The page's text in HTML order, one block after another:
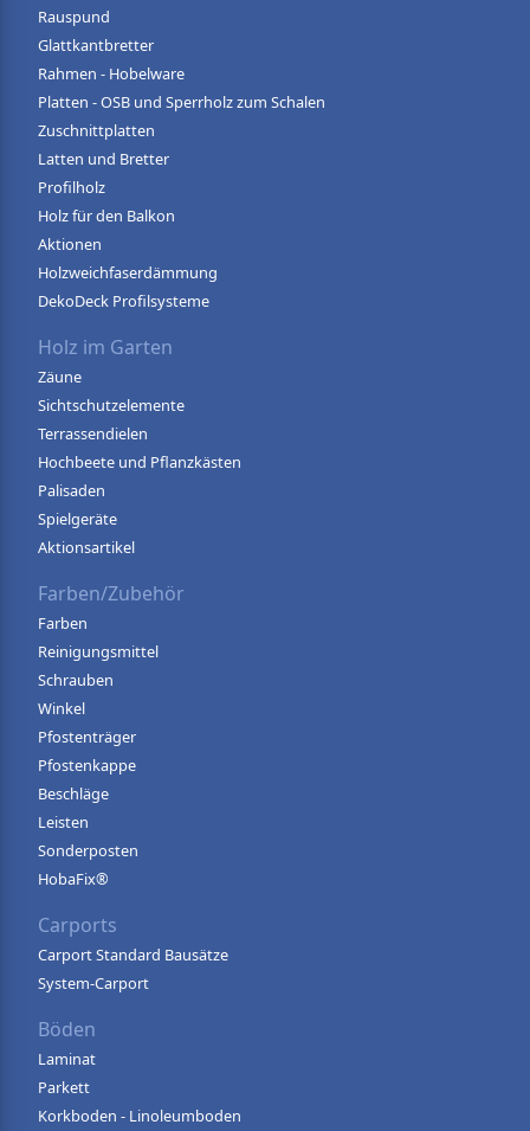
Rauspund
Glattkantbretter
Rahmen - Hobelware
Platten - OSB und Sperrholz zum Schalen
Zuschnittplatten
Latten und Bretter
Profilholz
Holz für den Balkon
Aktionen
Holzweichfaserdämmung
DekoDeck Profilsysteme
Holz im Garten
Zäune
Sichtschutzelemente
Terrassendielen
Hochbeete und Pflanzkästen
Palisaden
Spielgeräte
Aktionsartikel
Farben/Zubehör
Farben
Reinigungsmittel
Schrauben
Winkel
Pfostenträger
Pfostenkappe
Beschläge
Leisten
Sonderposten
HobaFix®
Carports
Carport Standard Bausätze
System-Carport
Böden
Laminat
Parkett
Korkboden - Linoleumboden